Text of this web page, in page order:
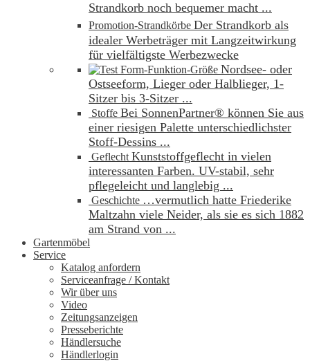
Strandkorb noch bequemer macht ...
Promotion-Strandkörbe Der Strandkorb als
idealer Werbeträger mit Langzeitwirkung
für vielfältigste Werbezwecke
Form-Funktion-Größe Nordsee- oder
Ostseeform, Lieger oder Halblieger, 1-
Sitzer bis 3-Sitzer ...
Stoffe Bei SonnenPartner® können Sie aus
einer riesigen Palette unterschiedlichster
Stoff-Dessins ...
Geflecht Kunststoffgeflecht in vielen
interessanten Farben. UV-stabil, sehr
pflegeleicht und langlebig ...
Geschichte …vermutlich hatte Friederike
Maltzahn viele Neider, als sie es sich 1882
am Strand von ...
Gartenmöbel
Service
Katalog anfordern
Serviceanfrage / Kontakt
Wir über uns
Video
Zeitungsanzeigen
Presseberichte
Händlersuche
Händlerlogin